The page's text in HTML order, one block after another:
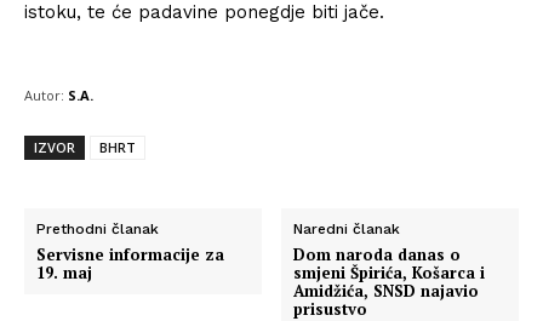
istoku, te će padavine ponegdje biti jače.
Autor: S.A.
IZVOR BHRT
Prethodni članak
Servisne informacije za
19. maj
Naredni članak
Dom naroda danas o
smjeni Špirića, Košarca i
Amidžića, SNSD najavio
prisustvo